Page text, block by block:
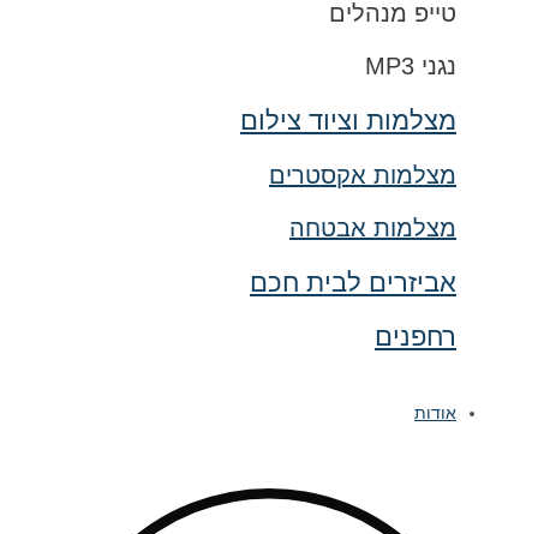
טייפ מנהלים
נגני MP3
מצלמות וציוד צילום
מצלמות אקסטרים
מצלמות אבטחה
אביזרים לבית חכם
רחפנים
אודות